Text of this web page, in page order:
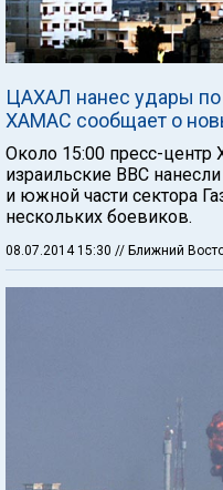
ЦАХАЛ нанес удары по
ХАМАС сообщает о
Около 15:00 пресс-
израильские ВВС
и южной части сектора
нескольких боевиков.
08.07.2014 15:30 // Ближний